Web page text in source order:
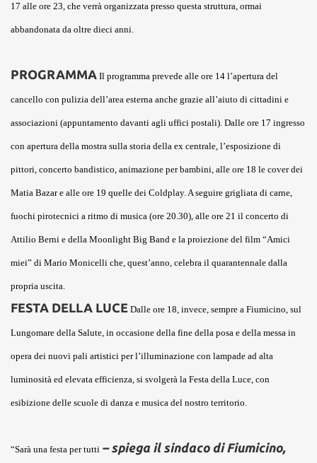
17 alle ore 23, che verrà organizzata presso questa struttura, ormai
abbandonata da oltre dieci anni.
PROGRAMMA Il programma prevede alle ore 14 l’apertura del
cancello con pulizia dell’area esterna anche grazie all’aiuto di cittadini e
associazioni (appuntamento davanti agli uffici postali). Dalle ore 17 ingresso
con apertura della mostra sulla storia della ex centrale, l’esposizione di
pittori, concerto bandistico, animazione per bambini, alle ore 18 le cover dei
Matia Bazar e alle ore 19 quelle dei Coldplay. A seguire grigliata di carne,
fuochi pirotecnici a ritmo di musica (ore 20.30), alle ore 21 il concerto di
Attilio Berni e della Moonlight Big Band e la proiezione del film “Amici
miei” di Mario Monicelli che, quest’anno, celebra il quarantennale dalla
propria uscita.
FESTA DELLA LUCE Dalle ore 18, invece, sempre a Fiumicino, sul
Lungomare della Salute, in occasione della fine della posa e della messa in
opera dei nuovi pali artistici per l’illuminazione con lampade ad alta
luminosità ed elevata efficienza, si svolgerà la Festa della Luce, con
esibizione delle scuole di danza e musica del nostro territorio.
“Sarà una festa per tutti – spiega il sindaco di Fiumicino,